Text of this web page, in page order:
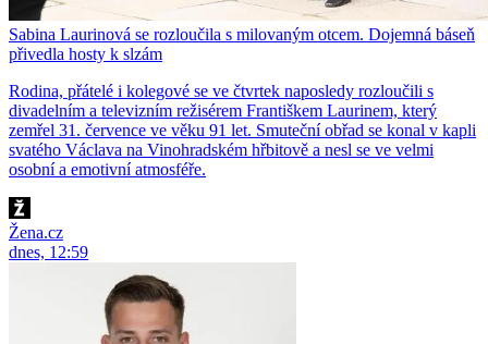
Sabina Laurinová se rozloučila s milovaným otcem. Dojemná báseň
přivedla hosty k slzám
Rodina, přátelé i kolegové se ve čtvrtek naposledy rozloučili s
divadelním a televizním režisérem Františkem Laurinem, který
zemřel 31. července ve věku 91 let. Smuteční obřad se konal v kapli
svatého Václava na Vinohradském hřbitově a nesl se ve velmi
osobní a emotivní atmosféře.
Žena.cz
dnes, 12:59